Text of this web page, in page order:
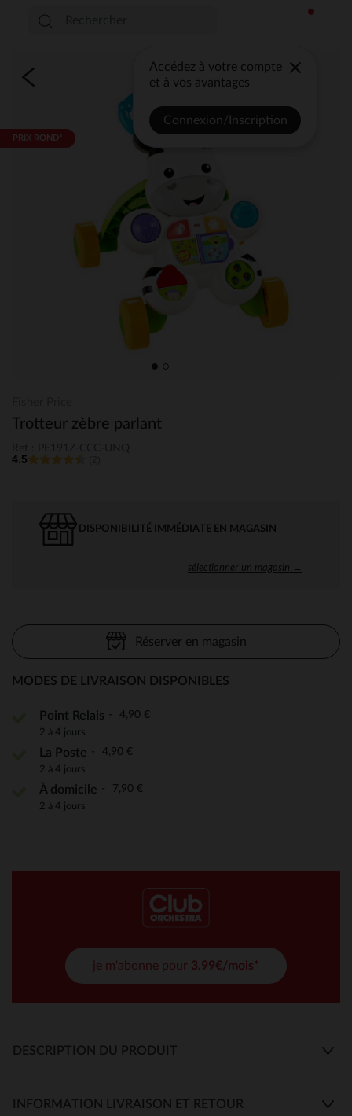
Accédez à votre compte
et à vos avantages
Connexion/Inscription
PRIX ROND*
Trotteur zèbre parlant
4.5
DISPONIBILITÉ IMMÉDIATE EN MAGASIN
sélectionner un magasin →
Réserver en magasin
MODES DE LIVRAISON DISPONIBLES
Point Relais 4,90 €
2 à 4 jours
La Poste 4,90 €
2 à 4 jours
À domicile 7,90 €
2 à 4 jours
je m'abonne pour 3,99€/mois*
DESCRIPTION DU PRODUIT
INFORMATION LIVRAISON ET RETOUR